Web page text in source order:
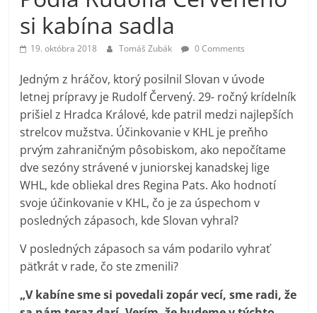
si kabína sadla
19. októbra 2018 Tomáš Zubák 0 Comments
Jedným z hráčov, ktorý posilnil Slovan v úvode
letnej prípravy je Rudolf Červený. 29- ročný krídelník
prišiel z Hradca Králové, kde patril medzi najlepších
strelcov mužstva. Účinkovanie v KHL je preňho
prvým zahraničným pôsobiskom, ako nepočítame
dve sezóny strávené v juniorskej kanadskej lige
WHL, kde obliekal dres Regina Pats. Ako hodnotí
svoje účinkovanie v KHL, čo je za úspechom v
posledných zápasoch, kde Slovan vyhral?
V posledných zápasoch sa vám podarilo vyhrať
päťkrát v rade, čo ste zmenili?
„V kabíne sme si povedali zopár vecí, sme radi, že